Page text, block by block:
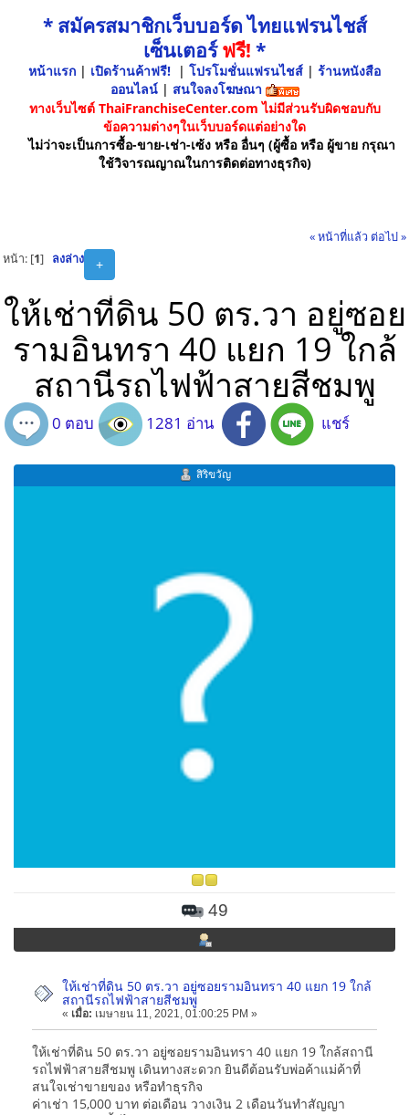
* สมัครสมาชิกเว็บบอร์ด ไทยแฟรนไชส์
เซ็นเตอร์ฟรี! *
หน้าแรก | เปิดร้านค้าฟรี! | โปรโมชั่นแฟรนไชส์ | ร้านหนังสือ
ออนไลน์ | สนใจลงโฆษณา
ทางเว็บไซต์ ThaiFranchiseCenter.com ไม่มีส่วนรับผิดชอบกับ
ข้อความต่างๆในเว็บบอร์ดแต่อย่างใด
ไม่ว่าจะเป็นการซื้อ-ขาย-เช่า-เซ้ง หรือ อื่นๆ (ผู้ซื้อ หรือ ผู้ขาย กรุณา
ใช้วิจารณญาณในการติดต่อทางธุรกิจ)
« หน้าที่แล้ว ต่อไป »
+
หน้า: [1] ลงล่าง
ให้เช่าที่ดิน 50 ตร.วา อยู่ซอย
รามอินทรา 40 แยก 19 ใกล้
สถานีรถไฟฟ้าสายสีชมพู
0 ตอบ 1281 อ่าน แชร์
สิริขวัญ
49
ให้เช่าที่ดิน 50 ตร.วา อยู่ซอยรามอินทรา 40 แยก 19 ใกล้
สถานีรถไฟฟ้าสายสีชมพู
« เมื่อ: เมษายน 11, 2021, 01:00:25 PM »
ให้เช่าที่ดิน 50 ตร.วา อยู่ซอยรามอินทรา 40 แยก 19 ใกล้สถานี
รถไฟฟ้าสายสีชมพู เดินทางสะดวก ยินดีต้อนรับพ่อค้าแม่ค้าที่
สนใจเช่าขายของ หรือทำธุรกิจ
ค่าเช่า 15,000 บาท ต่อเดือน วางเงิน 2 เดือนวันทำสัญญา